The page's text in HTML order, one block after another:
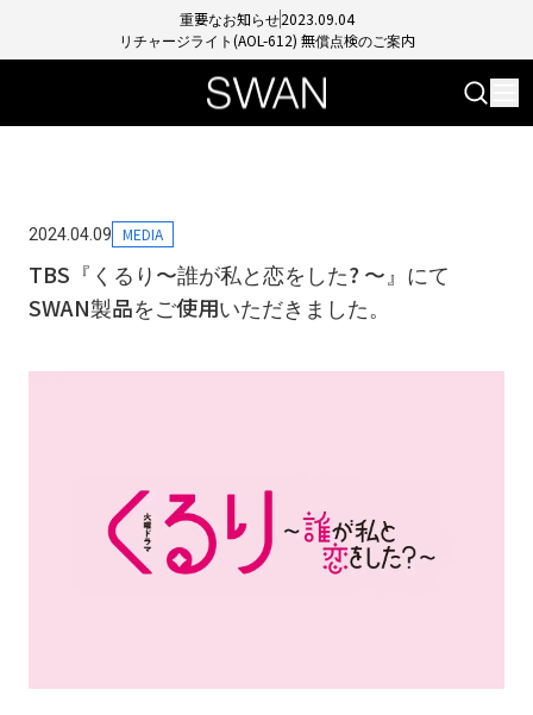
重要なお知らせ2023.09.04
リチャージライト(AOL-612) 無償点検のご案内
2024.04.09 MEDIA
TBS『くるり〜誰が私と恋をした? 〜』にて
SWAN製品をご使用いただきました。